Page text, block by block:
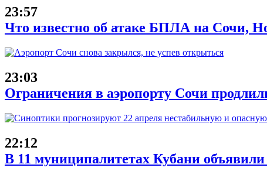
23:57
Что известно об атаке БПЛА на Сочи,
23:03
Ограничения в аэропорту Сочи
22:12
В 11 муниципалитетах Кубани